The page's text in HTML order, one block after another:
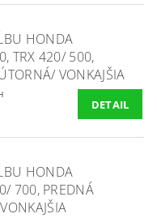
HONDA
TRX 420/ 500,
VONKAJŠIA
DETAIL
HONDA
700, PREDNÁ